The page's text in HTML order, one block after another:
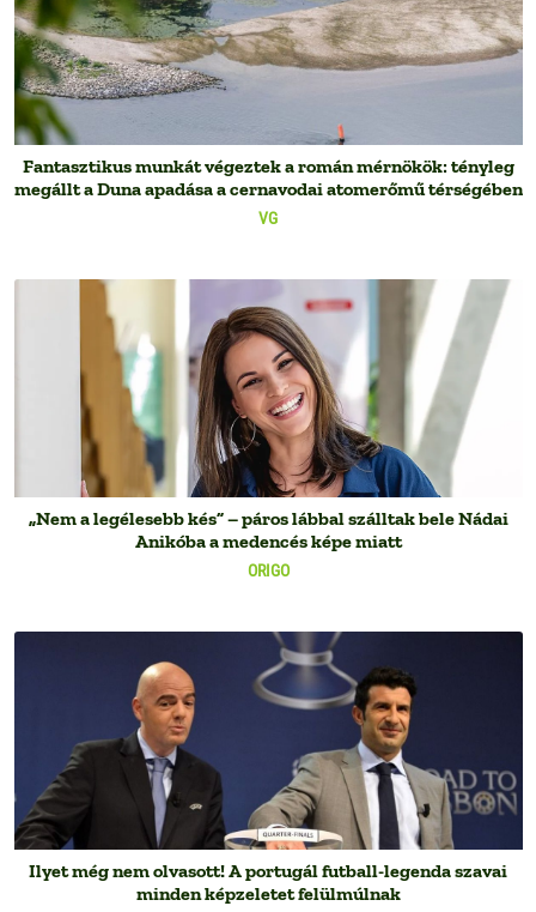
VG
Fantasztikus munkát végeztek a román mérnökök: tényleg
megállt a Duna apadása a cernavodai atomerőmű térségében
ORIGO
„Nem a legélesebb kés” – páros lábbal szálltak bele Nádai
Anikóba a medencés képe miatt
Ilyet még nem olvasott! A portugál futball-legenda szavai
minden képzeletet felülmúlnak